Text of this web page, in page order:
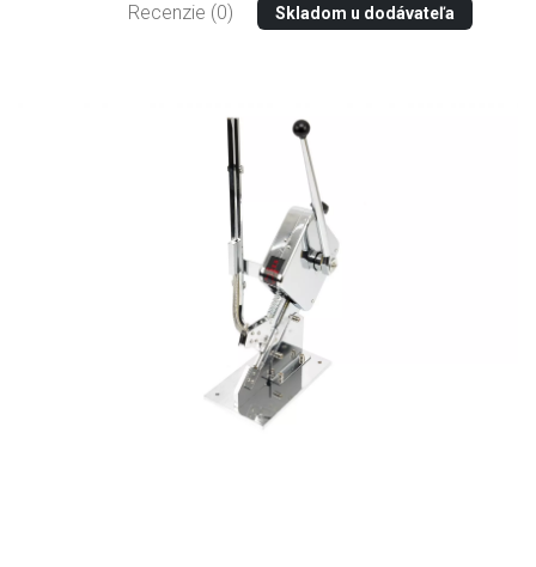
Recenzie (0) Skladom u dodávateľa